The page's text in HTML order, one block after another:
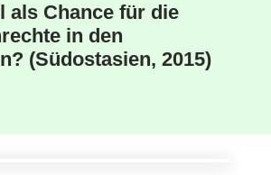
als Chance für die
in den
(Südostasien, 2015)